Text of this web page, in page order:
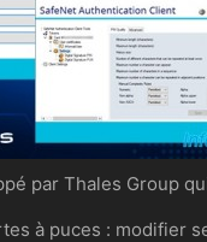
par Thales Group
à puces : modifier